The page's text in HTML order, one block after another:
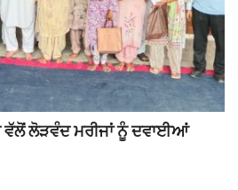
ਵੱਲੋਂ ਲੋੜਵੰਦ ਮਰੀਜਾਂ ਨੂੰ ਦਵਾਈਆਂ